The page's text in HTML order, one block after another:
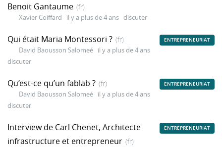
Benoit Gantaume (fr)
Xavier Coiffard il y a plus de 4 ans discuter
Qui était Maria Montessori ? (fr)
David Baousson Salomeé il y a plus de 4 ans
discuter
ENTREPRENEURIAT
Qu’est-ce qu’un fablab ? (fr)
David Baousson Salomeé il y a plus de 4 ans
discuter
ENTREPRENEURIAT
Interview de Carl Chenet, Architecte
infrastructure et entrepreneur (fr)
ENTREPRENEURIAT